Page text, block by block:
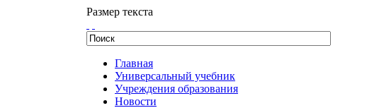
Размер текста
Главная
Универсальный учебник
Учреждения образования
Новости